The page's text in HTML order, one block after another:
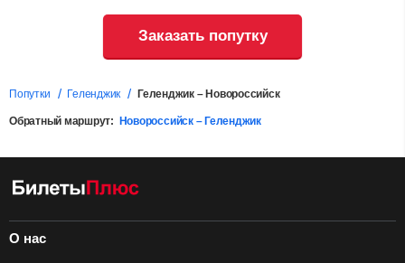
Заказать попутку
Попутки Геленджик Геленджик – Новороссийск
Обратный маршрут: Новороссийск – Геленджик
О нас